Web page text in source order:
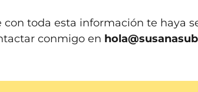
con toda esta información te haya
conmigo en